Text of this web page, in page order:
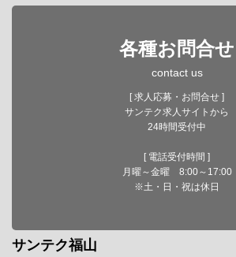
各種お問合せ
contact us
[ 求人応募・お問合せ ]
サンテク求人サイトから
24時間受付中
[ 電話受付時間 ]
月曜～金曜 8:00～17:00
※土・日・祝は休日
サンテク福山